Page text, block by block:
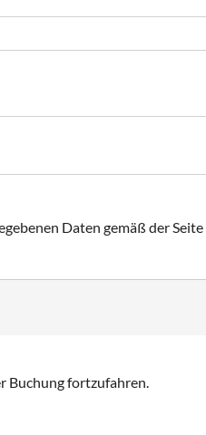
Daten gemäß der Seite
Buchung fortzufahren.